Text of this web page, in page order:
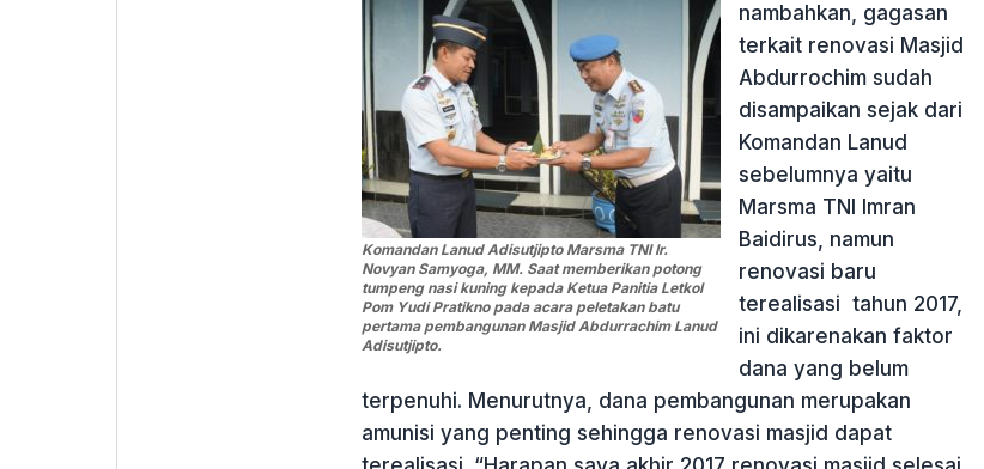
Komandan Lanud Adisutjipto Marsma TNI Ir.
Novyan Samyoga, MM. Saat memberikan potong
tumpeng nasi kuning kepada Ketua Panitia Letkol
Pom Yudi Pratikno pada acara peletakan batu
pertama pembangunan Masjid Abdurrachim Lanud
Adisutjipto.
nambahkan, gagasan
terkait renovasi Masjid
Abdurrochim sudah
disampaikan sejak dari
Komandan Lanud
sebelumnya yaitu
Marsma TNI Imran
Baidirus, namun
renovasi baru
terealisasi tahun 2017,
ini dikarenakan faktor
dana yang belum
terpenuhi. Menurutnya, dana pembangunan merupakan
amunisi yang penting sehingga renovasi masjid dapat